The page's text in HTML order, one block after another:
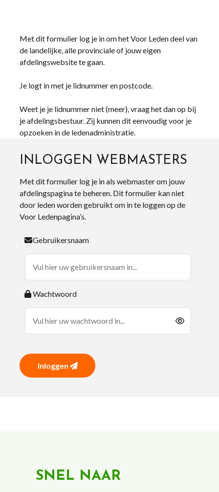
Met dit formulier log je in om het Voor Leden deel van
de landelijke, alle provinciale of jouw eigen
afdelingswebsite te gaan.
Je logt in met je lidnummer en postcode.
Weet je je lidnummer niet (meer), vraag het dan op bij
je afdelingsbestuur. Zij kunnen dit eenvoudig voor je
opzoeken in de ledenadministratie.
INLOGGEN WEBMASTERS
Met dit formulier log je in als webmaster om jouw
afdelingspagina te beheren. Dit formulier kan niet
door leden worden gebruikt om in te loggen op de
Voor Ledenpagina’s.
Gebruikersnaam
Wachtwoord
Inloggen
SNEL NAAR